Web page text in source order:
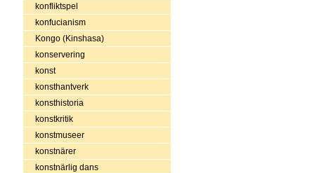
konfliktspel
konfucianism
Kongo (Kinshasa)
konservering
konst
konsthantverk
konsthistoria
konstkritik
konstmuseer
konstnärer
konstnärlig dans